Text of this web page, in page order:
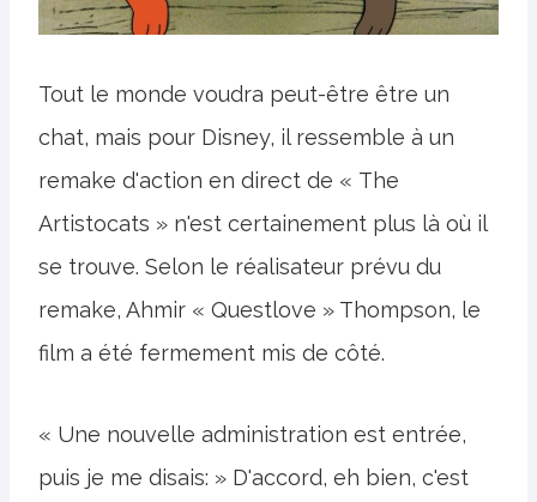
Tout le monde voudra peut-être être un
chat, mais pour Disney, il ressemble à un
remake d'action en direct de « The
Artistocats » n'est certainement plus là où il
se trouve. Selon le réalisateur prévu du
remake, Ahmir « Questlove » Thompson, le
film a été fermement mis de côté.
« Une nouvelle administration est entrée,
puis je me disais: » D'accord, eh bien, c'est